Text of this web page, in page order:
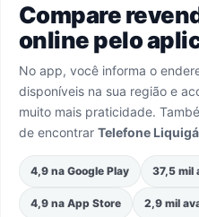
Compare
online pelo
No app, você informa o
disponíveis na sua região e
muito mais praticidade.
de encontrar Telefone
4,9 na Google Play 37,5 mil
4,9 na App Store 2,9 mil